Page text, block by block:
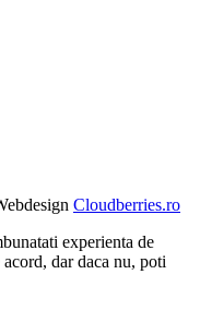
Cloudberries.ro
experienta de
dar daca nu, poti